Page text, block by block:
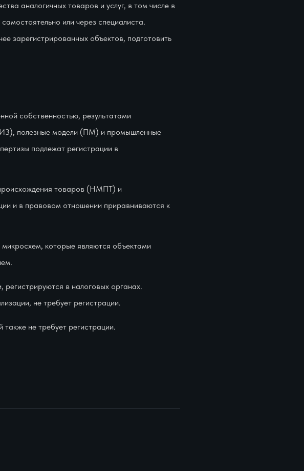
аналогичных товаров и услуг, в том числе в
или через специалиста.
зарегистрированных объектов, подготовить
собственностью, результатами
(ИЗ), полезные модели (ПМ) и промышленные
подлежат регистрации в
товаров (НМПТ) и
и в правовом отношении приравниваются к
которые являются объектами
в налоговых органах.
не требует регистрации.
не требует регистрации.